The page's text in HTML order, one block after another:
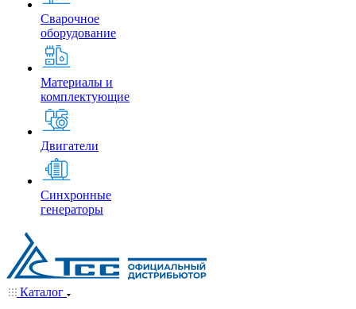
Сварочное
оборудование
Материалы и
комплектующие
Двигатели
Синхронные
генераторы
Каталог